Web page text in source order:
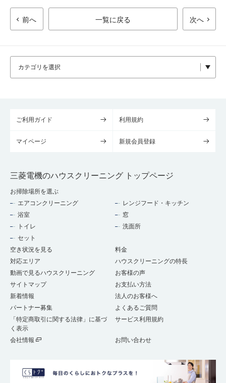
前へ 一覧に戻る 次へ
ご利用ガイド 利用規約
マイページ 新規会員登録
三菱電機のハウスクリーニング トップページ
お掃除場所を選ぶ
エアコンクリーニング
レンジフード・キッチン
浴室
窓
トイレ
洗面所
セット
空き状況を見る
料金
対応エリア
ハウスクリーニングの特長
動画で見るハウスクリーニング
お客様の声
サイトマップ
お支払い方法
新着情報
法人のお客様へ
パートナー募集
よくあるご質問
「特定商取引に関する法律」に基づ
く表示
サービス利用規約
会社情報 お問い合わせ